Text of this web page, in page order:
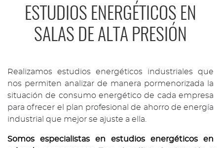
ESTUDIOS ENERGÉTICOS EN
SALAS DE ALTA PRESIÓN
Realizamos estudios energéticos industriales que
nos permiten analizar de manera pormenorizada la
situación de consumo energético de cada empresa
para ofrecer el plan profesional de ahorro de energía
industrial que mejor se ajuste a ella.
Somos especialistas en estudios energéticos en